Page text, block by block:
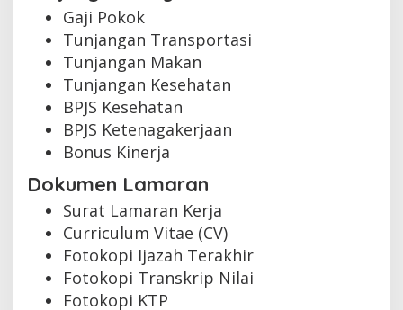
Gaji Pokok
Tunjangan Transportasi
Tunjangan Makan
Tunjangan Kesehatan
BPJS Kesehatan
BPJS Ketenagakerjaan
Bonus Kinerja
Dokumen Lamaran
Surat Lamaran Kerja
Curriculum Vitae (CV)
Fotokopi Ijazah Terakhir
Fotokopi Transkrip Nilai
Fotokopi KTP